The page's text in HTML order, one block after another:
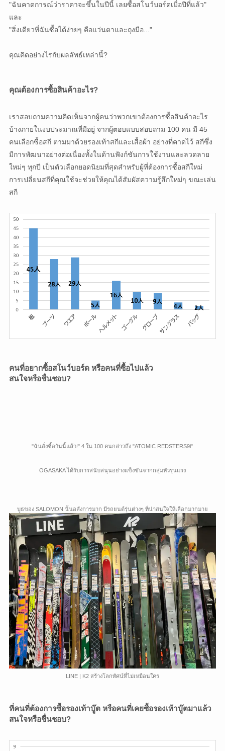
"ฉันคาดการณ์ว่าราคาจะขึ้นในปีนี้ เลยซื้อสโนว์บอร์ดเมื่อปีที่แล้ว"
และ
"สิ่งเดียวที่ฉันซื้อได้ง่ายๆ คือแว่นตาและถุงมือ..."
คุณคิดอย่างไรกับผลลัพธ์เหล่านี้?
คุณต้องการซื้อสินค้าอะไร?
เราสอบถามความคิดเห็นจากผู้คนว่าพวกเขาต้องการซื้อสินค้าอะไร
บ้างภายในงบประมาณที่มีอยู่ จากผู้ตอบแบบสอบถาม 100 คน มี 45
คนเลือกซื้อสกี ตามมาด้วยรองเท้าสกีและเสื้อผ้า อย่างที่คาดไว้ สกีซึ่ง
มีการพัฒนาอย่างต่อเนื่องทั้งในด้านฟังก์ชันการใช้งานและลวดลาย
ใหม่ๆ ทุกปี เป็นตัวเลือกยอดนิยมที่สุดสำหรับผู้ที่ต้องการซื้อสกีใหม่
การเปลี่ยนสกีที่คุณใช้จะช่วยให้คุณได้สัมผัสความรู้สึกใหม่ๆ ขณะเล่น
สกี
คนที่อยากซื้อสโนว์บอร์ด หรือคนที่ซื้อไปแล้ว
สนใจหรือชื่นชอบ?
"ฉันสั่งซื้อวันนี้แล้ว!" 4 ใน 100 คนกล่าวถึง "ATOMIC REDSTERS9i"
OGASAKA ได้รับการสนับสนุนอย่างแข็งขันจากกลุ่มหัวรุนแรง
บูธของ SALOMON นั้นอลังการมาก มีรถยนต์รุ่นต่างๆ ที่น่าสนใจให้เลือกมากมาย
LINE | K2 สร้างโลกทัศน์ที่ไม่เหมือนใคร
ที่คนที่ต้องการซื้อรองเท้าบู๊ต หรือคนที่เคยซื้อรองเท้าบู๊ตมาแล้ว
สนใจหรือชื่นชอบ?